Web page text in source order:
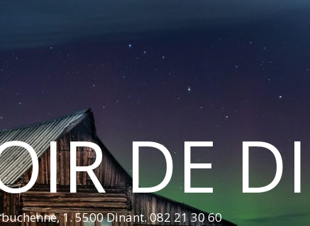
DE
1. 5500 Dinant. 082 21 30 60